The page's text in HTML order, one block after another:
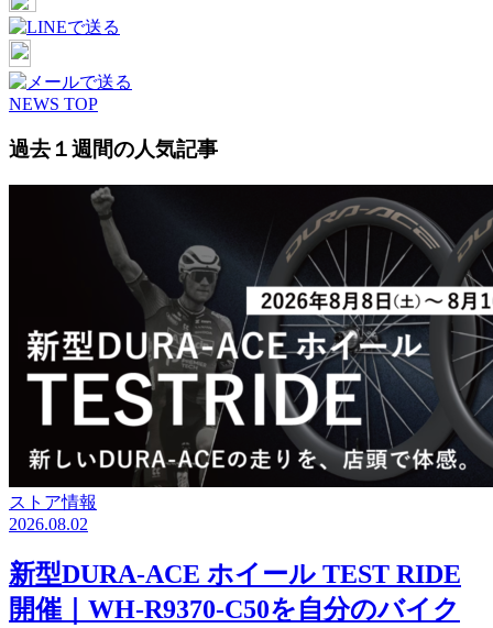
NEWS TOP
過去１週間の人気記事
ストア情報
2026.08.02
新型DURA-ACE ホイール TEST RIDE
開催｜WH-R9370-C50を自分のバイク